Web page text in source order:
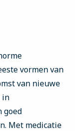
vormen van
van nieuwe
in
goed
Met medicatie